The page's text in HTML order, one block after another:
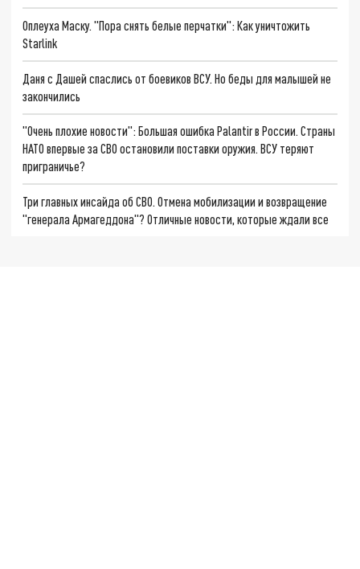
Оплеуха Маску. "Пора снять белые перчатки": Как уничтожить
Starlink
Даня с Дашей спаслись от боевиков ВСУ. Но беды для малышей не
закончились
"Очень плохие новости": Большая ошибка Palantir в России. Страны
НАТО впервые за СВО остановили поставки оружия. ВСУ теряют
приграничье?
Три главных инсайда об СВО. Отмена мобилизации и возвращение
"генерала Армагеддона"? Отличные новости, которые ждали все